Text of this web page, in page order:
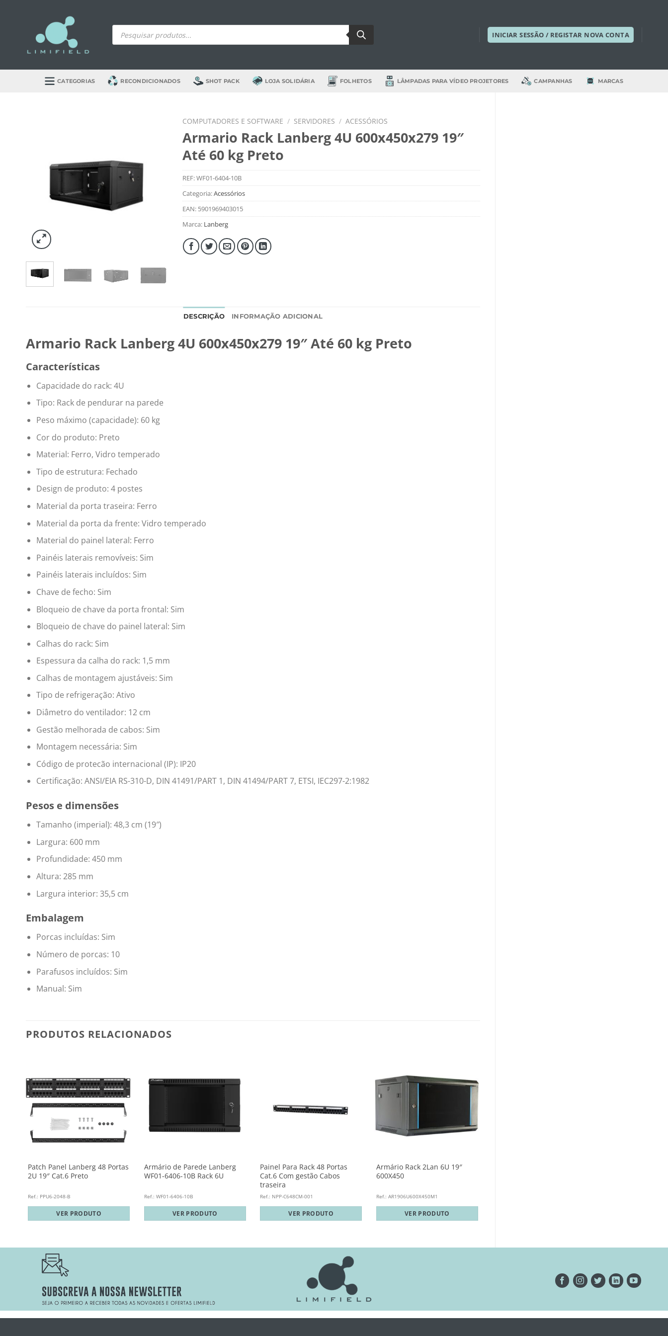
Products
search INICIAR SESSÃO / REGISTAR NOVA CONTA
CATEGORIAS RECONDICIONADOS SHOT PACK LOJA SOLIDÁRIA FOLHETOS LÂMPADAS PARA VÍDEO PROJETORES CAMPANHAS MARCAS
COMPUTADORES E SOFTWARE / SERVIDORES / ACESSÓRIOS
Armario Rack Lanberg 4U 600x450x279 19″
Até 60 kg Preto
REF:WF01-6404-10B
Categoria:Acessórios
EAN: 5901969403015
Marca: Lanberg
DESCRIÇÃO INFORMAÇÃO ADICIONAL
Armario Rack Lanberg 4U 600x450x279 19″ Até 60 kg Preto
Características
Capacidade do rack: 4U
Tipo: Rack de pendurar na parede
Peso máximo (capacidade): 60 kg
Cor do produto: Preto
Material: Ferro, Vidro temperado
Tipo de estrutura: Fechado
Design de produto: 4 postes
Material da porta traseira: Ferro
Material da porta da frente: Vidro temperado
Material do painel lateral: Ferro
Painéis laterais removíveis: Sim
Painéis laterais incluídos: Sim
Chave de fecho: Sim
Bloqueio de chave da porta frontal: Sim
Bloqueio de chave do painel lateral: Sim
Calhas do rack: Sim
Espessura da calha do rack: 1,5 mm
Calhas de montagem ajustáveis: Sim
Tipo de refrigeração: Ativo
Diâmetro do ventilador: 12 cm
Gestão melhorada de cabos: Sim
Montagem necessária: Sim
Código de protecão internacional (IP): IP20
Certificação: ANSI/EIA RS-310-D, DIN 41491/PART 1, DIN 41494/PART 7, ETSI, IEC297-2:1982
Pesos e dimensões
Tamanho (imperial): 48,3 cm (19″)
Largura: 600 mm
Profundidade: 450 mm
Altura: 285 mm
Largura interior: 35,5 cm
Embalagem
Porcas incluídas: Sim
Número de porcas: 10
Parafusos incluídos: Sim
Manual: Sim
PRODUTOS RELACIONADOS
Patch Panel Lanberg 48 Portas
2U 19″ Cat.6 Preto
Ref.: PPU6-2048-B
VER PRODUTO
Armário de Parede Lanberg
WF01-6406-10B Rack 6U
Ref.: WF01-6406-10B
VER PRODUTO
Painel Para Rack 48 Portas
Cat.6 Com gestão Cabos
traseira
Ref.: NPP-C648CM-001
VER PRODUTO
Armário Rack 2Lan 6U 19″
600X450
Ref.: AR1906U600X450M1
VER PRODUTO